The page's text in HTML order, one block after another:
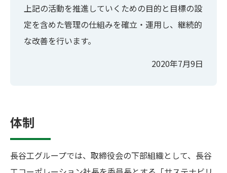
上記の活動を推進していくための目的と目標の設
定を含めた管理の仕組みを確立・運用し、継続的
な改善を行います。
2020年7月9日
体制
長谷工グループでは、取締役会の下部組織として、長谷